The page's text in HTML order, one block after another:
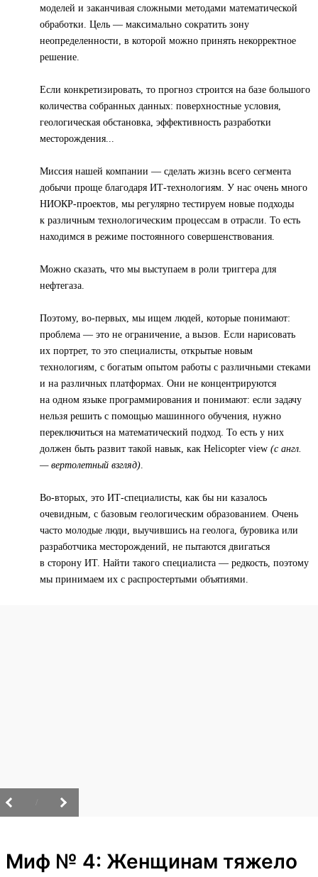
моделей и заканчивая сложными методами математической
обработки. Цель — максимально сократить зону
неопределенности, в которой можно принять некорректное
решение.
Если конкретизировать, то прогноз строится на базе большого
количества собранных данных: поверхностные условия,
геологическая обстановка, эффективность разработки
месторождения...
Миссия нашей компании — сделать жизнь всего сегмента
добычи проще благодаря ИТ-технологиям. У нас очень много
НИОКР-проектов, мы регулярно тестируем новые подходы
к различным технологическим процессам в отрасли. То есть
находимся в режиме постоянного совершенствования.
Можно сказать, что мы выступаем в роли триггера для
нефтегаза.
Поэтому, во-первых, мы ищем людей, которые понимают:
проблема — это не ограничение, а вызов. Если нарисовать
их портрет, то это специалисты, открытые новым
технологиям, с богатым опытом работы с различными стеками
и на различных платформах. Они не концентрируются
на одном языке программирования и понимают: если задачу
нельзя решить с помощью машинного обучения, нужно
переключиться на математический подход. То есть у них
должен быть развит такой навык, как Helicopter view (с англ.
— вертолетный взгляд).
Во-вторых, это ИТ-специалисты, как бы ни казалось
очевидным, с базовым геологическим образованием. Очень
часто молодые люди, выучившись на геолога, буровика или
разработчика месторождений, не пытаются двигаться
в сторону ИТ. Найти такого специалиста — редкость, поэтому
мы принимаем их с распростертыми объятиями.
Миф № 4: Женщинам тяжело